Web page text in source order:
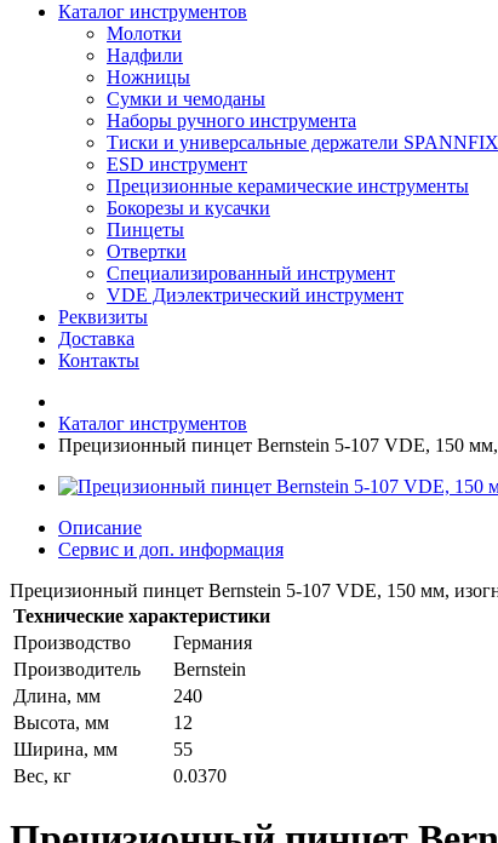
Каталог инструментов
Молотки
Надфили
Ножницы
Сумки и чемоданы
Наборы ручного инструмента
Тиски и универсальные держатели SPANNFIX
ESD инструмент
Прецизионные керамические инструменты
Бокорезы и кусачки
Пинцеты
Отвертки
Специализированный инструмент
VDE Диэлектрический инструмент
Реквизиты
Доставка
Контакты
Каталог инструментов
Прецизионный пинцет Bernstein 5-107 VDE, 150
Описание
Сервис и доп. информация
Прецизионный пинцет Bernstein 5-107 VDE, 150 мм,
Технические характеристики
Производство
Германия
Производитель
Bernstein
Длина, мм
240
Высота, мм
12
Ширина, мм
55
Вес, кг
0.0370